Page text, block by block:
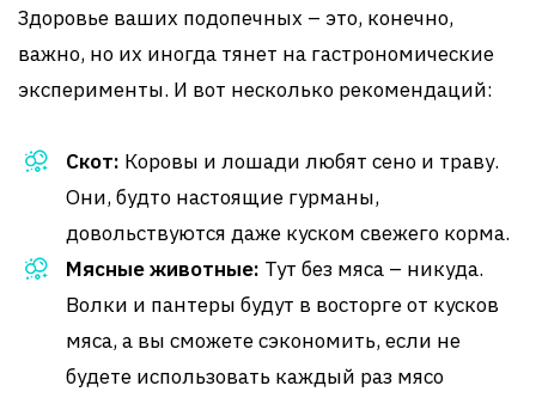
Здоровье ваших подопечных – это, конечно,
важно, но их иногда тянет на гастрономические
эксперименты. И вот несколько рекомендаций:
Скот: Коровы и лошади любят сено и траву.
Они, будто настоящие гурманы,
довольствуются даже куском свежего корма.
Мясные животные: Тут без мяса – никуда.
Волки и пантеры будут в восторге от кусков
мяса, а вы сможете сэкономить, если не
будете использовать каждый раз мясо